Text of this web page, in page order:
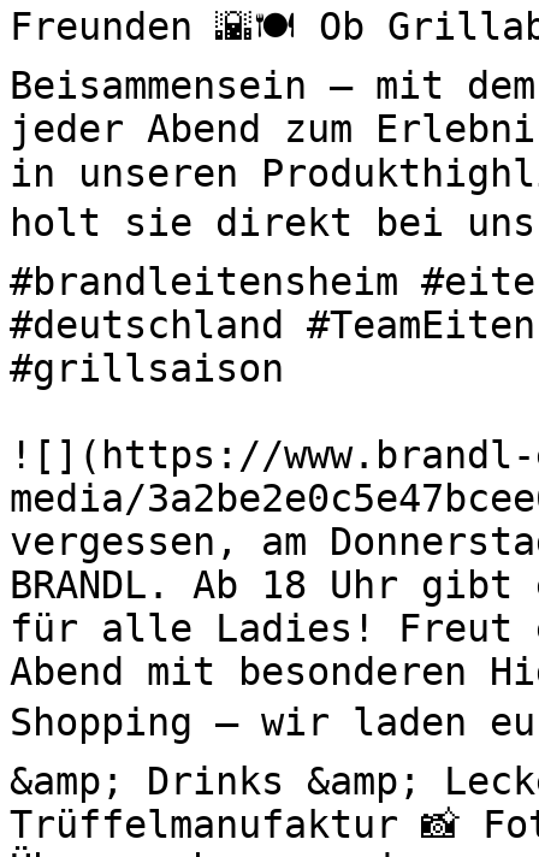
Freunden 🌇🍽️ Ob
Beisammensein – mit
jeder Abend zum
in unseren
holt sie direkt bei uns
#brandleitensheim
#deutschland
#grillsaison
![](https://
media/
vergessen, am
BRANDL. Ab 18 Uhr
für alle Ladies! Freut
Abend mit besonderen
Shopping – wir laden
&amp; Drinks &amp;
Trüffelmanufaktur 📸